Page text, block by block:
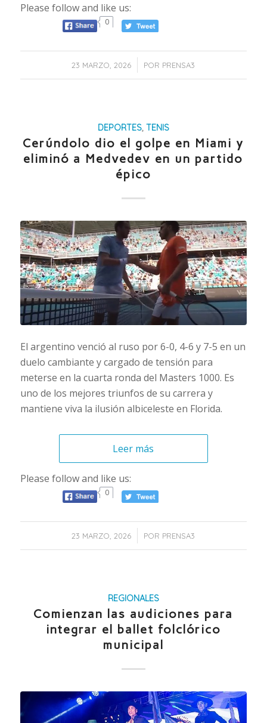
Please follow and like us:
0
23 MARZO, 2026
/ POR PRENSA3
DEPORTES, TENIS
Cerúndolo dio el golpe en Miami y
eliminó a Medvedev en un partido
épico
El argentino venció al ruso por 6-0, 4-6 y 7-5 en un
duelo cambiante y cargado de tensión para
meterse en la cuarta ronda del Masters 1000. Es
uno de los mejores triunfos de su carrera y
mantiene viva la ilusión albiceleste en Florida.
Leer más
Please follow and like us:
0
23 MARZO, 2026
/ POR PRENSA3
REGIONALES
Comienzan las audiciones para
integrar el ballet folclórico
municipal